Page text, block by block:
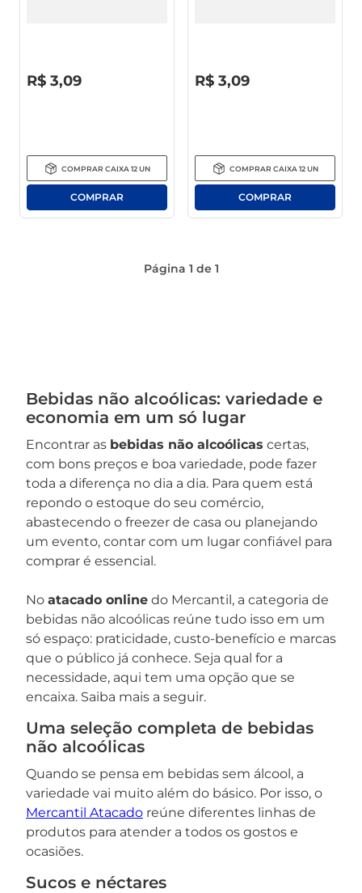
R$ 3,09
COMPRAR CAIXA 12UN
R$ 3,09
COMPRAR CAIXA 12UN
Página 1 de 1
Bebidas não alcoólicas: variedade e
economia em um só lugar
Encontrar as bebidas não alcoólicas certas,
com bons preços e boa variedade, pode fazer
toda a diferença no dia a dia. Para quem está
repondo o estoque do seu comércio,
abastecendo o freezer de casa ou planejando
um evento, contar com um lugar confiável para
comprar é essencial.
No atacado online do Mercantil, a categoria de
bebidas não alcoólicas reúne tudo isso em um
só espaço: praticidade, custo-benefício e marcas
que o público já conhece. Seja qual for a
necessidade, aqui tem uma opção que se
encaixa. Saiba mais a seguir.
Uma seleção completa de bebidas
não alcoólicas
Quando se pensa em bebidas sem álcool, a
variedade vai muito além do básico. Por isso, o
Mercantil Atacado reúne diferentes linhas de
produtos para atender a todos os gostos e
ocasiões.
Sucos e néctares